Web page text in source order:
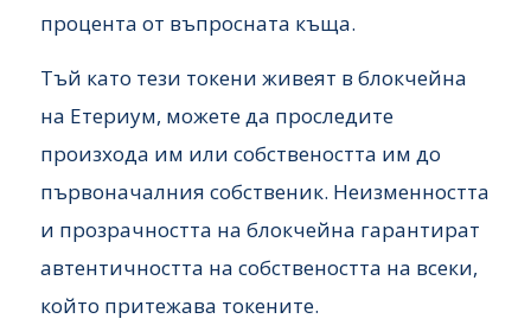
процента от въпросната къща.
Тъй като тези токени живеят в блокчейна
на Етериум, можете да проследите
произхода им или собствеността им до
първоначалния собственик. Неизменността
и прозрачността на блокчейна гарантират
автентичността на собствеността на всеки,
който притежава токените.